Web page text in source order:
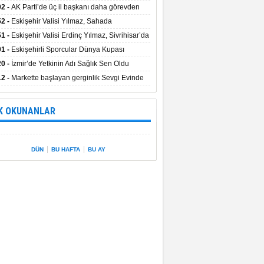
- AK Parti’de üç il başkanı daha görevden
- Eskişehir Valisi Yılmaz, Sahada
Bulundu
- Eskişehir Valisi Erdinç Yılmaz, Sivrihisar’da
- Eskişehirli Sporcular Dünya Kupası
Vali Yılmaz’la Paylaştı
- İzmir’de Yetkinin Adı Sağlık Sen Oldu
- Markette başlayan gerginlik Sevgi Evinde
OKUNANLAR
DÜN BU HAFTA BU AY